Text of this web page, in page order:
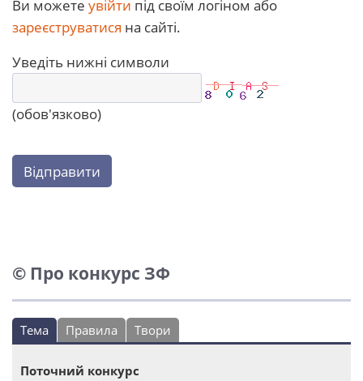
Ви можете увійти під своїм логіном або
зареєструватися на сайті.
Уведіть нижні символи
(обов'язково)
Відправити
© Про конкурс ЗФ
Тема Правила Твори
Поточний конкурс